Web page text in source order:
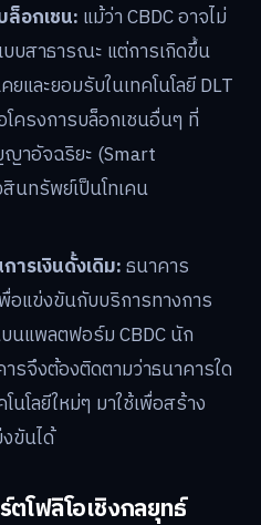
ล็อกเชน: แม้ว่า CBDC อาจไม่
บบสาธารณะ แต่การเกิดขึ้น
และยอมรับในเทคโนโลยี DLT
ครงการบล็อกเชนอื่นๆ ที่
อัจฉริยะ (Smart
นทรัพย์เป็นโทเคน
รเงินดั้งเดิม:ธนาคาร
แข่งขันกับบริการทางการ
นแพลตฟอร์ม CBDC นัก
รจึงต้องติดตามว่าธนาคารใด
นโลยีใหม่ๆ มาใช้เพื่อสร้าง
ขันได้
โฟลิโอเชิงกลยุทธ์